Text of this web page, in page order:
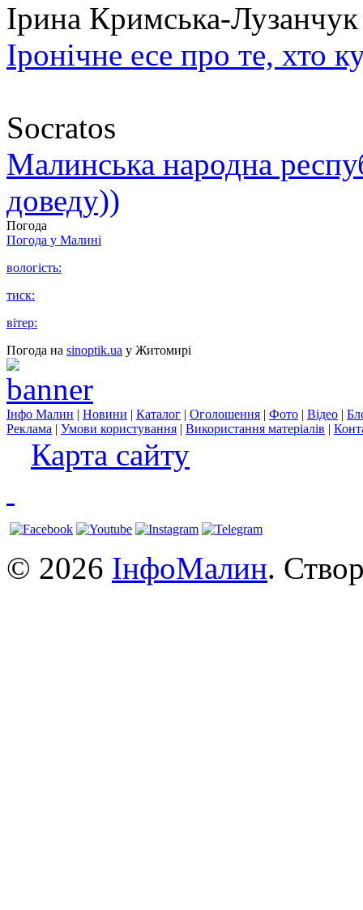
Ірина Кримська-Лузанчук
Іронічне есе про те, хто
Socratos
Малинська народна
доведу))
Погода
Погода у Малині
вологість:
тиск:
вітер:
Погода на sinoptik.ua у Житомирі
Інфо Малин | Новини | Каталог | Оголошення | Фото | Відео |
Реклама | Умови користування | Використання матеріалів |
Карта сайту
© 2026 ІнфоМалин.